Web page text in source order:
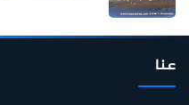
عنا